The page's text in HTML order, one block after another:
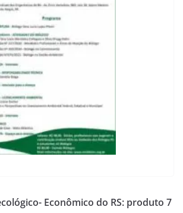
Econômico do RS: produto 7